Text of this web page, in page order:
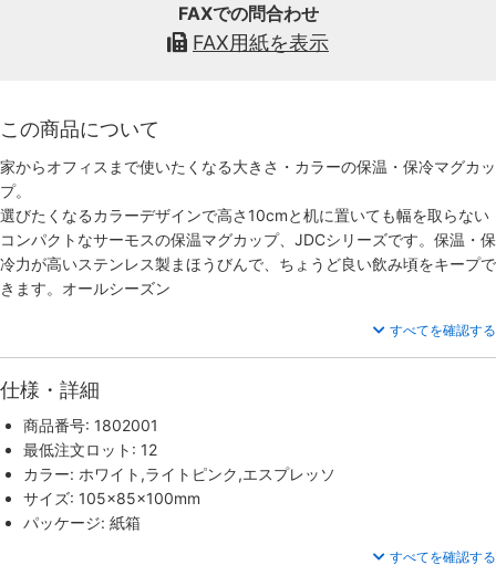
FAXでの問合わせ
FAX用紙を表示
この商品について
家からオフィスまで使いたくなる大きさ・カラーの保温・保冷マグカッ
プ。
選びたくなるカラーデザインで高さ10cmと机に置いても幅を取らない
コンパクトなサーモスの保温マグカップ、JDCシリーズです。保温・保
冷力が高いステンレス製まほうびんで、ちょうど良い飲み頃をキープで
きます。オールシーズン
すべてを確認する
仕様・詳細
商品番号: 1802001
最低注文ロット: 12
カラー: ホワイト,ライトピンク,エスプレッソ
サイズ: 105×85×100mm
パッケージ: 紙箱
すべてを確認する